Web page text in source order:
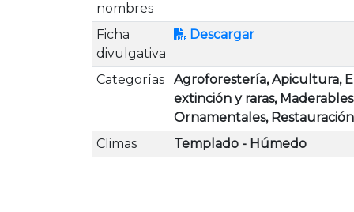
nombres
Ficha
divulgativa
Descargar
Categorías
Agroforestería, Apicultura,
extinción y raras,
Ornamentales,
Climas
Templado - Húmedo